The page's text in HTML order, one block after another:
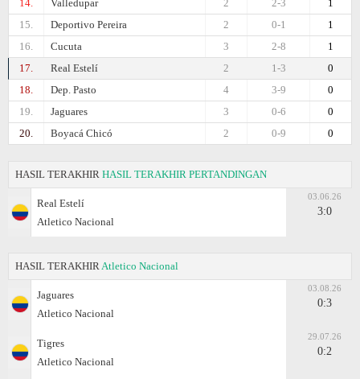
14. Valledupar 1
2-3
2
15.
Deportivo Pereira 1
0-1
2
16.
Cucuta 1
2-8
3
17.
Real Estelí 0
1-3
2
18.
Dep. Pasto 0
3-9
4
19.
Jaguares 0
0-6
3
20.
Boyacá Chicó 0
0-9
2
HASIL TERAKHIR HASIL TERAKHIR PERTANDINGAN
Real Estelí
Atletico Nacional
03.06.26
3:0
HASIL TERAKHIR Atletico Nacional
Jaguares
Atletico Nacional
03.08.26
0:3
Tigres
Atletico Nacional
29.07.26
0:2